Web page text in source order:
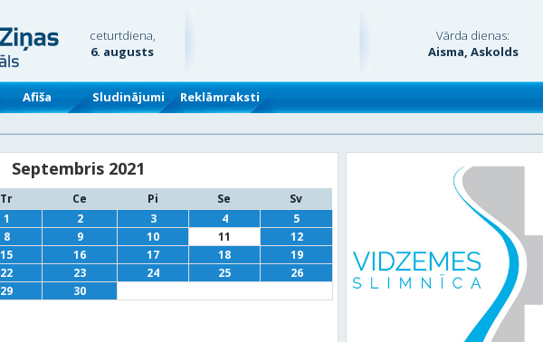
ceturtdiena,
6. augusts
Vārda dienas:
Aisma, Askolds
Afiša Sludinājumi Reklāmraksti
Septembris 2021
Tr Ce Pi Se
Sv
1
2 3 4
5
8 9 10 11
12
15 16 17 18
19
22 23 24 25
26
29 30